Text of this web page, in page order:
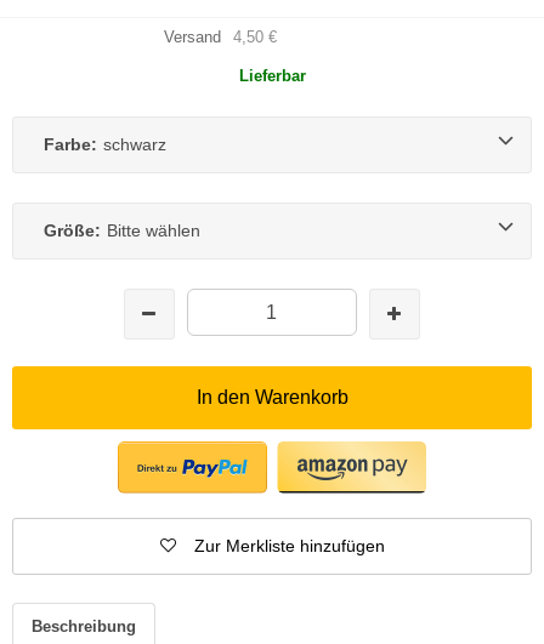
Versand 4,50 €
Lieferbar
Farbe: schwarz
Größe: Bitte wählen
In den Warenkorb
Zur Merkliste hinzufügen
Beschreibung